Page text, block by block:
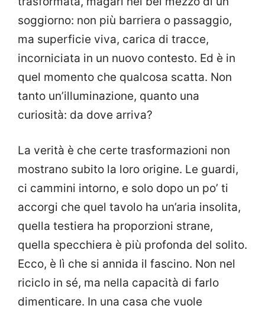
soggiorno: non più barriera o passaggio,
ma superficie viva, carica di tracce,
incorniciata in un nuovo contesto. Ed è in
quel momento che qualcosa scatta. Non
tanto un’illuminazione, quanto una
curiosità: da dove arriva?
La verità è che certe trasformazioni non
mostrano subito la loro origine. Le guardi,
ci cammini intorno, e solo dopo un po’ ti
accorgi che quel tavolo ha un’aria insolita,
quella testiera ha proporzioni strane,
quella specchiera è più profonda del solito.
Ecco, è lì che si annida il fascino. Non nel
riciclo in sé, ma nella capacità di farlo
dimenticare. In una casa che vuole